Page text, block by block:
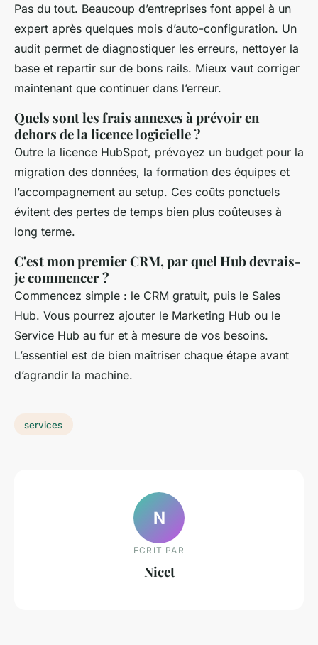
Pas du tout. Beaucoup d’entreprises font appel à un
expert après quelques mois d’auto-configuration. Un
audit permet de diagnostiquer les erreurs, nettoyer la
base et repartir sur de bons rails. Mieux vaut corriger
maintenant que continuer dans l’erreur.
Quels sont les frais annexes à prévoir en
dehors de la licence logicielle ?
Outre la licence HubSpot, prévoyez un budget pour la
migration des données, la formation des équipes et
l’accompagnement au setup. Ces coûts ponctuels
évitent des pertes de temps bien plus coûteuses à
long terme.
C'est mon premier CRM, par quel Hub devrais-
je commencer ?
Commencez simple : le CRM gratuit, puis le Sales
Hub. Vous pourrez ajouter le Marketing Hub ou le
Service Hub au fur et à mesure de vos besoins.
L’essentiel est de bien maîtriser chaque étape avant
d’agrandir la machine.
services
N
ECRIT PAR
Nicet